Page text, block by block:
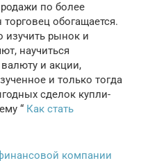
по более
обогащается.
изучить рынок и
научиться
и акции,
и только тогда
сделок купли-
“ Как стать
компании